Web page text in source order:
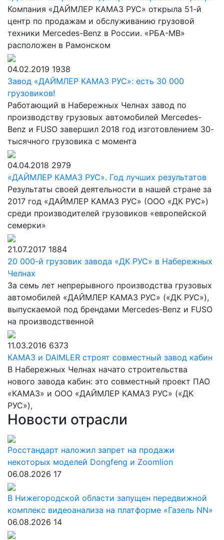
Компания «ДАЙМЛЕР КАМАЗ РУС» открыла 51-й
центр по продажам и обслуживанию грузовой
техники Mercedes-Benz в России. «РБА-МВ»
расположен в Рамонском
04.02.2019 1938
Завод «ДАЙМЛЕР КАМАЗ РУС»: есть 30 000
грузовиков!
Работающий в Набережных Челнах завод по
производству грузовых автомобилей Mercedes-
Benz и FUSO завершил 2018 год изготовлением 30-
тысячного грузовика с момента
04.04.2018 2979
«ДАЙМЛЕР КАМАЗ РУС». Год лучших результатов
Результаты своей деятельности в нашей стране за
2017 год «ДАЙМЛЕР КАМАЗ РУС» (ООО «ДК РУС»)
среди производителей грузовиков «европейской
семерки»
21.07.2017 1884
20 000-й грузовик завода «ДК РУС» в Набережных
Челнах
За семь лет непрерывного производства грузовых
автомобилей «ДАЙМЛЕР КАМАЗ РУС» («ДК РУС»),
выпускаемой под брендами Mercedes-Benz и FUSO
на производственной
11.03.2016 6373
КАМАЗ и DAIMLER строят совместный завод кабин
В Набережных Челнах начато строительства
нового завода кабин: это совместный проект ПАО
«КАМАЗ» и ООО «ДАЙМЛЕР КАМАЗ РУС» («ДК
РУС»),
Новости отрасли
Росстандарт наложил запрет на продажи
некоторых моделей Dongfeng и Zoomlion
06.08.2026 17
В Нижегородской области запущен передвижной
комплекс видеоанализа на платформе «Газель NN»
06.08.2026 14